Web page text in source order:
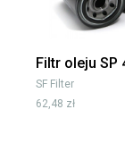
Filtr oleju SP
SF Filter
62,48 zł